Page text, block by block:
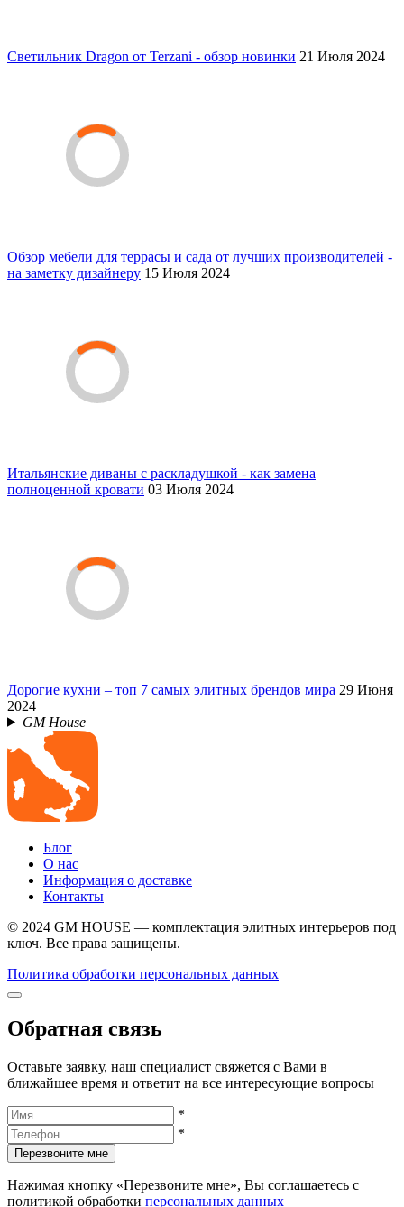
Светильник Dragon от Terzani - обзор новинки 21 Июля 2024
Обзор мебели для террасы и сада от лучших производителей -
на заметку дизайнеру 15 Июля 2024
Итальянские диваны с раскладушкой - как замена
полноценной кровати 03 Июля 2024
Дорогие кухни – топ 7 самых элитных брендов мира 29 Июня
2024
GM House
Блог
О нас
Информация о доставке
Контакты
© 2024 GM HOUSE — комплектация элитных интерьеров под
ключ. Все права защищены.
Политика обработки персональных данных
Обратная связь
Оставьте заявку, наш специалист свяжется с Вами в
ближайшее время и ответит на все интересующие вопросы
*
*
Перезвоните мне
Нажимая кнопку «Перезвоните мне», Вы соглашаетесь с
политикой обработки персональных данных